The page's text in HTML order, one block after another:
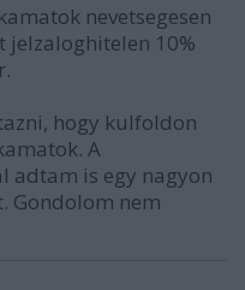
nevetsegesen
jelzaloghitelen 10%
hogy kulfoldon
A
adtam is egy nagyon
Gondolom nem